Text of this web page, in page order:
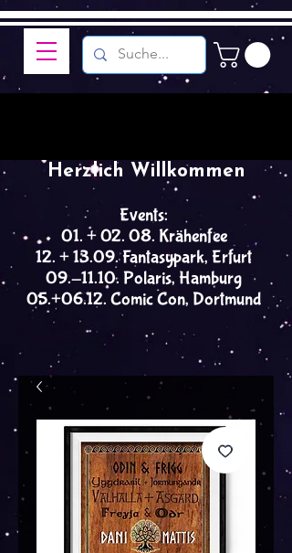
Events:
01. + 02. 08. Krähenfee
12. + 13.09. Fantasypark, Erfurt
09.-11.10. Polaris, Hamburg
05.+06.12. Comic Con, Dortmund
Herzlich Willkommen